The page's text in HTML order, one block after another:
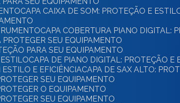
CAPA CAIXA DE SOM: PROTEÇÃO E
CAPA COBERTURA PIANO DIGITAL:
SEU EQUIPAMENTO
PARA SEU EQUIPAMENTO
CAPA DE PIANO DIGITAL: PROTEÇÃO E
ESTILO E EFICIÊNCIA CAPA DE SAX ALTO:
SEU EQUIPAMENTO
O EQUIPAMENTO
SEU EQUIPAMENTO